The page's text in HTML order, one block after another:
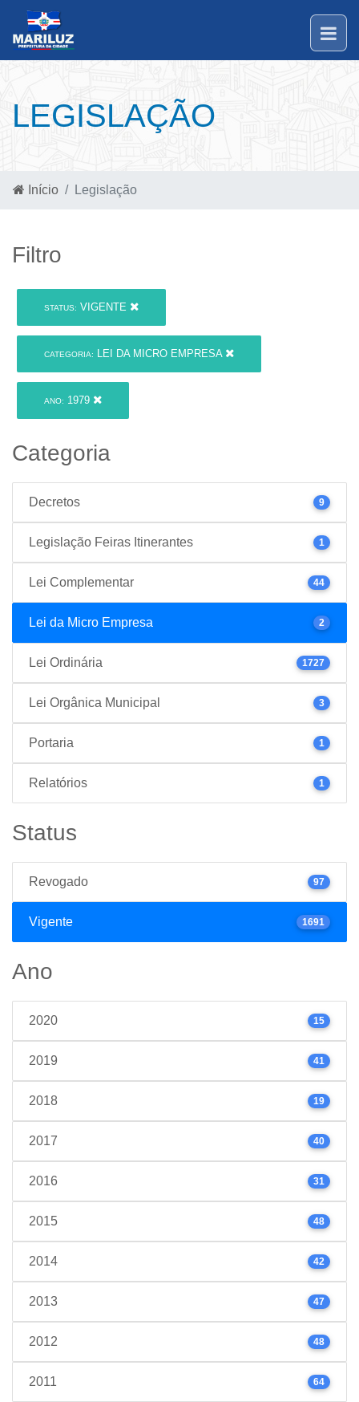
LEGISLAÇÃO
Início Legislação
Filtro
STATUS: VIGENTE
CATEGORIA: LEI DA MICRO EMPRESA
ANO: 1979
Categoria
Decretos 9
Legislação Feiras Itinerantes 1
Lei Complementar 44
Lei da Micro Empresa 2
Lei Ordinária 1727
Lei Orgânica Municipal 3
Portaria 1
Relatórios 1
Status
Revogado 97
Vigente 1691
Ano
2020 15
2019 41
2018 19
2017 40
2016 31
2015 48
2014 42
2013 47
2012 48
2011 64